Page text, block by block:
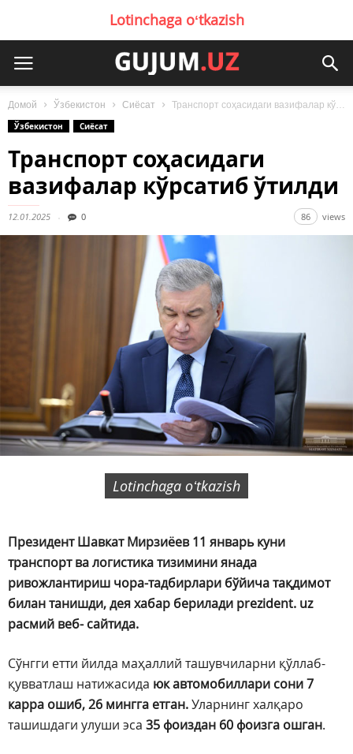
Lotinchaga oʻtkazish
Домой Ўзбекистон Сиёсат
Транспорт соҳасидаги вазифалар кўрсатиб ўтилди
Ўзбекистон
Сиёсат
Транспорт соҳасидаги
вазифалар кўрсатиб ўтилди
12.01.2025 0 86 views
Lotinchaga oʻtkazish
Президент Шавкат Мирзиёев 11 январь куни
транспорт ва логистика тизимини янада
ривожлантириш чора-тадбирлари бўйича тақдимот
билан танишди, дея хабар берилади prezident. uz
расмий веб- сайтида.
Сўнгги етти йилда маҳаллий ташувчиларни қўллаб-
қувватлаш натижасида юк автомобиллари сони 7
карра ошиб, 26 мингга етган.Уларнинг халқаро
ташишдаги улуши эса 35 фоиздан 60 фоизга ошган.